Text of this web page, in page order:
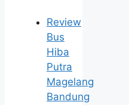
Review
Bus
Hiba
Putra
Magelang
Bandung